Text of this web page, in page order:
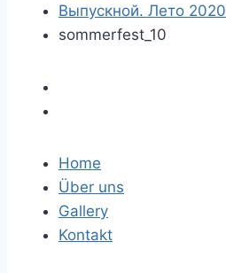
Выпускной. Лето 2020
sommerfest_10
Home
Über uns
Gallery
Kontakt